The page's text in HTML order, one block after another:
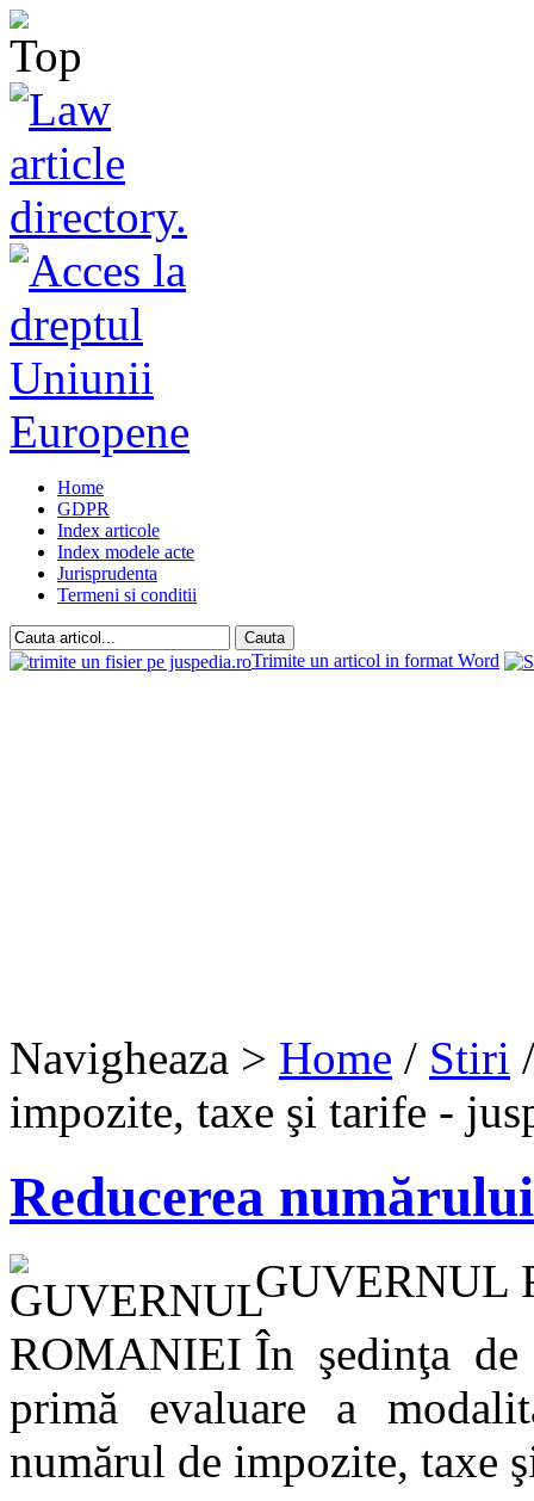
Home
GDPR
Index articole
Index modele acte
Jurisprudenta
Termeni si conditii
Trimite un articol in format Word
Navigheaza > Home / Stiri
impozite, taxe şi tarife -
Reducerea
GUVERNUL
În şedinţa
primă evaluare a
numărul de impozite, taxe